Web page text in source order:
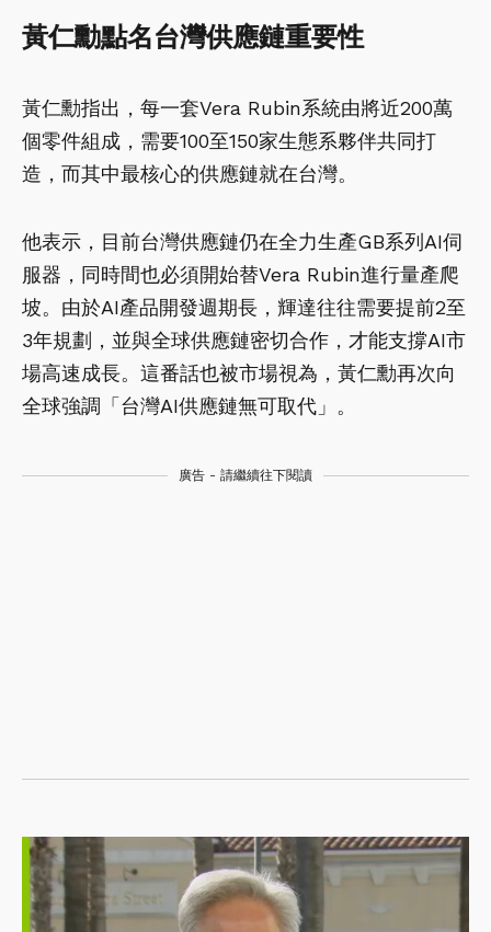
黃仁勳點名台灣供應鏈重要性
黃仁勳指出，每一套Vera Rubin系統由將近200萬
個零件組成，需要100至150家生態系夥伴共同打
造，而其中最核心的供應鏈就在台灣。
他表示，目前台灣供應鏈仍在全力生產GB系列AI伺
服器，同時間也必須開始替Vera Rubin進行量產爬
坡。由於AI產品開發週期長，輝達往往需要提前2至
3年規劃，並與全球供應鏈密切合作，才能支撐AI市
場高速成長。這番話也被市場視為，黃仁勳再次向
全球強調「台灣AI供應鏈無可取代」。
廣告 - 請繼續往下閱讀